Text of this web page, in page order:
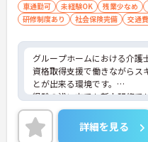
車通勤可 未経験OK 残業少なめ
研修制度あり
社会保険完備 交通
グループホームにおける介護
資格取得支援で働きながらス
とが出来る環境です。
経験の浅い方でも新人研修で
けることができます。
ご興味ある方には、面接のポ
細をお話致しますのでお気軽
詳細を見る